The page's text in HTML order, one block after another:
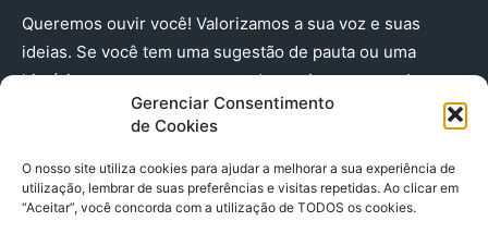
Gerenciar Consentimento
de Cookies
O nosso site utiliza cookies para ajudar a melhorar a sua experiência de
utilização, lembrar de suas preferências e visitas repetidas. Ao clicar em
“Aceitar”, você concorda com a utilização de TODOS os cookies.
Queremos ouvir você! Valorizamos a sua voz e suas
ideias. Se você tem uma sugestão de pauta ou uma
história que merece ser contada, envie-nos agora!
(91) 98224 - 3111